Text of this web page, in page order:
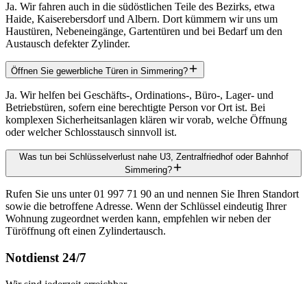
Ja. Wir fahren auch in die südöstlichen Teile des Bezirks, etwa
Haide, Kaiserebersdorf und Albern. Dort kümmern wir uns um
Haustüren, Nebeneingänge, Gartentüren und bei Bedarf um den
Austausch defekter Zylinder.
Öffnen Sie gewerbliche Türen in Simmering?
Ja. Wir helfen bei Geschäfts-, Ordinations-, Büro-, Lager- und
Betriebstüren, sofern eine berechtigte Person vor Ort ist. Bei
komplexen Sicherheitsanlagen klären wir vorab, welche Öffnung
oder welcher Schlosstausch sinnvoll ist.
Was tun bei Schlüsselverlust nahe U3, Zentralfriedhof oder Bahnhof
Simmering?
Rufen Sie uns unter 01 997 71 90 an und nennen Sie Ihren Standort
sowie die betroffene Adresse. Wenn der Schlüssel eindeutig Ihrer
Wohnung zugeordnet werden kann, empfehlen wir neben der
Türöffnung oft einen Zylindertausch.
Notdienst 24/7